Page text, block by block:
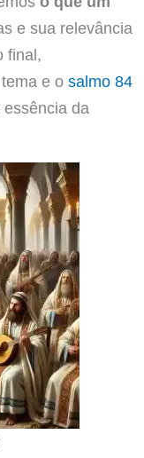
e sua relevância
final,
e o salmo 84
da